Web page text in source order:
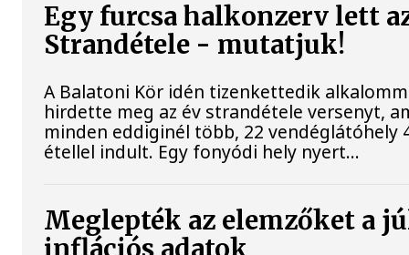
Egy furcsa halkonzerv lett
Strandétele - mutatjuk!
A Balatoni Kör idén tizenkettedik
hirdette meg az év strandétele versenyt,
minden eddiginél több, 22 vendéglátóhely
étellel indult. Egy fonyódi hely nyert...
Meglepték az elemzőket a